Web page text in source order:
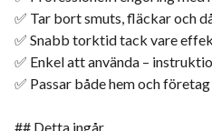
✅ Tar bort smuts, fläckar och
✅ Snabb torktid tack vare
✅ Enkel att använda –
✅ Passar både hem och företag
## Detta ingår